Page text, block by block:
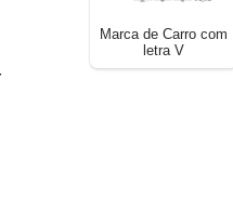
Marca de Carro com
letra V